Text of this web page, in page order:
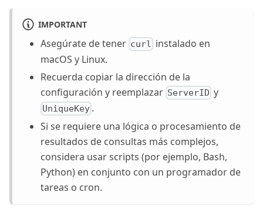
IMPORTANT
Asegúrate de tener curl instalado en
macOS y Linux.
Recuerda copiar la dirección de la
configuración y reemplazar ServerID y
UniqueKey .
Si se requiere una lógica o procesamiento de
resultados de consultas más complejos,
considera usar scripts (por ejemplo, Bash,
Python) en conjunto con un programador de
tareas o cron.